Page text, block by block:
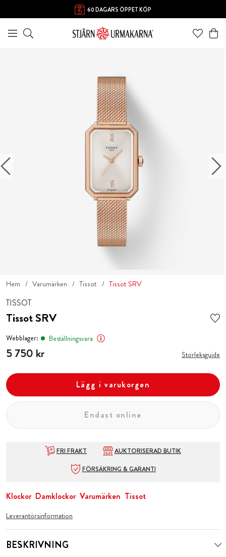
60 DAGARS ÖPPET KÖP
Hem Varumärken Tissot Tissot SRV
TISSOT
Tissot SRV
Webblager: Beställningsvara
Pris:5 750 kr
5 750 kr Storleksguide
Lägg i varukorgen
Endast online
FRI FRAKT
AUKTORISERAD BUTIK
FÖRSÄKRING & GARANTI
Klockor Damklockor Varumärken Tissot
Leverantörsinformation
BESKRIVNING